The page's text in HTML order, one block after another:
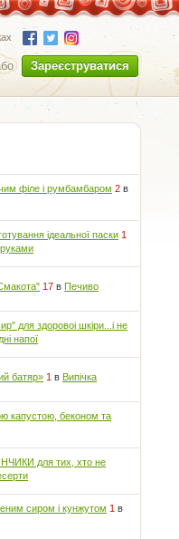
Зареєструватися
філе і румбамбаром 2 в
ідеальної паски 1
17 вПечиво
для здоровоі шкіри...і не
напої
батяр» 1 вВипічка
капустою, беконом та
для тих, хто не
сиром і кунжутом 1 в